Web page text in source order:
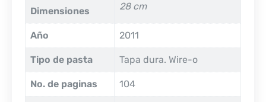
Dimensiones 28 cm
Año 2011
Tipo de pasta Tapa dura. Wire-o
No. de paginas 104